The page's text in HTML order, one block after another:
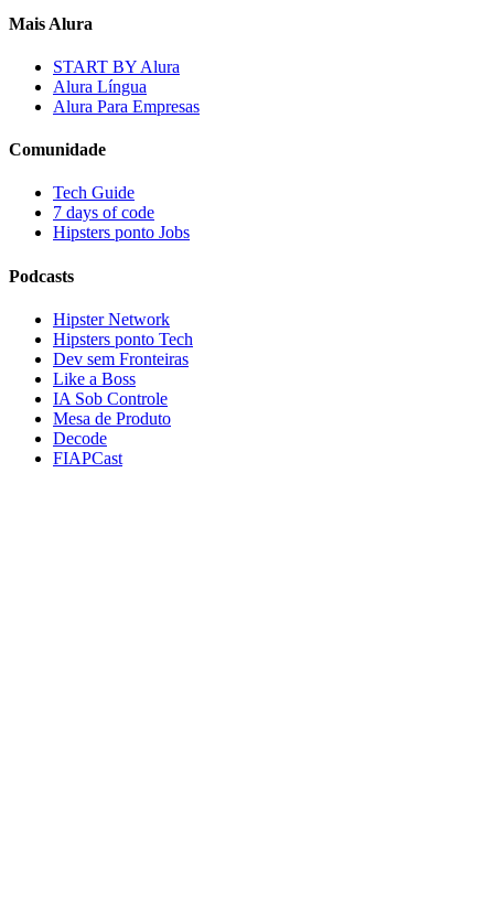
Mais Alura
START BY Alura
Alura Língua
Alura Para Empresas
Comunidade
Tech Guide
7 days of code
Hipsters ponto Jobs
Podcasts
Hipster Network
Hipsters ponto Tech
Dev sem Fronteiras
Like a Boss
IA Sob Controle
Mesa de Produto
Decode
FIAPCast